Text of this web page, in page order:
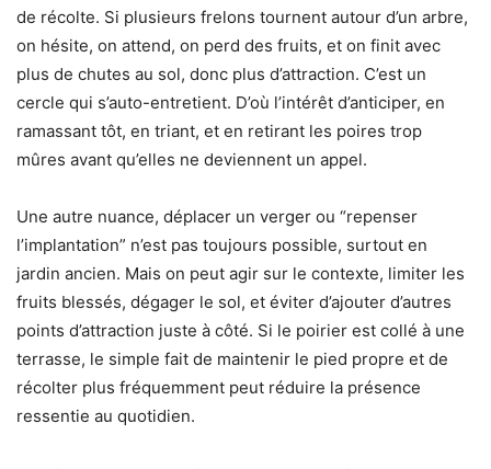
de récolte. Si plusieurs frelons tournent autour d’un arbre,
on hésite, on attend, on perd des fruits, et on finit avec
plus de chutes au sol, donc plus d’attraction. C’est un
cercle qui s’auto-entretient. D’où l’intérêt d’anticiper, en
ramassant tôt, en triant, et en retirant les poires trop
mûres avant qu’elles ne deviennent un appel.
Une autre nuance, déplacer un verger ou “repenser
l’implantation” n’est pas toujours possible, surtout en
jardin ancien. Mais on peut agir sur le contexte, limiter les
fruits blessés, dégager le sol, et éviter d’ajouter d’autres
points d’attraction juste à côté. Si le poirier est collé à une
terrasse, le simple fait de maintenir le pied propre et de
récolter plus fréquemment peut réduire la présence
ressentie au quotidien.